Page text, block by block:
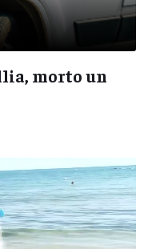
morto un